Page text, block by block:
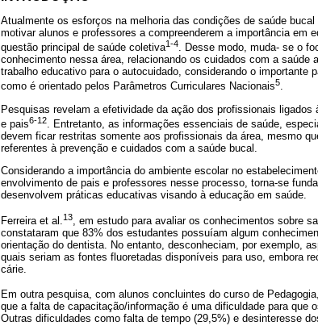
Atualmente os esforços na melhoria das condições de saúde
motivar alunos e professores a compreenderem a importância em
questão principal de saúde coletiva1-4. Desse modo, muda- se o
conhecimento nessa área, relacionando os cuidados com a
trabalho educativo para o autocuidado, considerando o importante
como é orientado pelos Parâmetros Curriculares Nacionais5.
Pesquisas revelam a efetividade da ação dos profissionais
e pais6-12
. Entretanto, as informações essenciais de saúde,
devem ficar restritas somente aos profissionais da área, mesmo
referentes à prevenção e cuidados com a saúde bucal.
Considerando a importância do ambiente escolar no
envolvimento de pais e professores nesse processo, torna-se
desenvolvem práticas educativas visando à educação em saúde.
Ferreira et al. 13
, em estudo para avaliar os conhecimentos sobre
constataram que 83% dos estudantes possuíam algum
orientação do dentista. No entanto, desconheciam, por exemplo,
quais seriam as fontes fluoretadas disponíveis para uso, embora
cárie.
Em outra pesquisa, com alunos concluintes do curso de
que a falta de capacitação/informação é uma dificuldade para que
Outras dificuldades como falta de tempo (29,5%) e desinteresse